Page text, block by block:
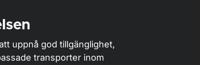
uppnå god tillgänglighet,
transporter inom